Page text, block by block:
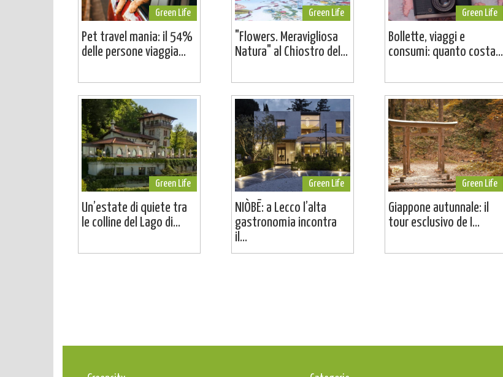
Green Life
Pet travel mania: il 54%
delle persone viaggia...
Green Life
"Flowers. Meravigliosa
Natura" al Chiostro del...
Green Life
Bollette, viaggi e
consumi: quanto costa...
Green Life
Un’estate di quiete tra
le colline del Lago di...
Green Life
NIÒBĒ: a Lecco l’alta
gastronomia incontra
il...
Green Life
Giappone autunnale: il
tour esclusivo de I...